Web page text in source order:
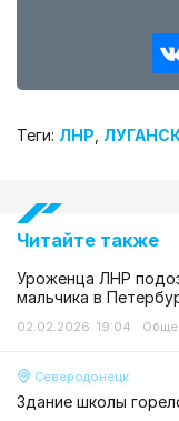
Теги: ЛНР,
Читайте также
Уроженца ЛНР
мальчика в
02.02.2026 19:04
Северодонецк
Здание школы